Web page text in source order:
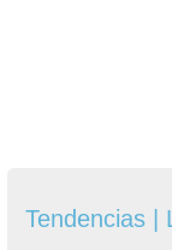
Tendencias |